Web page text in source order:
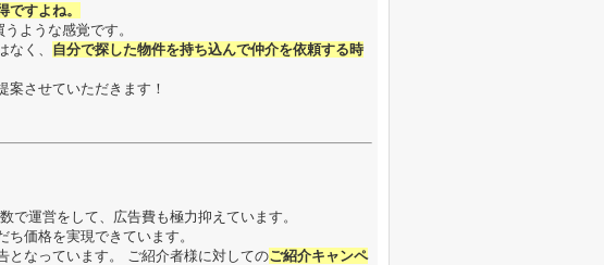
ですよね。
ような感覚です。
く、 自分で探した物件を持ち込んで仲介を依頼する時
させていただきます！
で運営をして、広告費も極力抑えています。
ち価格を実現できています。
となっています。 ご紹介者様に対してのご紹介キャンペ